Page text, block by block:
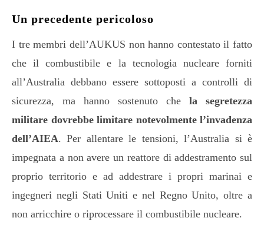
Un precedente pericoloso
I tre membri dell’AUKUS non hanno contestato il fatto
che il combustibile e la tecnologia nucleare forniti
all’Australia debbano essere sottoposti a controlli di
sicurezza, ma hanno sostenuto che la segretezza
militare dovrebbe limitare notevolmente l’invadenza
dell’AIEA. Per allentare le tensioni, l’Australia si è
impegnata a non avere un reattore di addestramento sul
proprio territorio e ad addestrare i propri marinai e
ingegneri negli Stati Uniti e nel Regno Unito, oltre a
non arricchire o riprocessare il combustibile nucleare.